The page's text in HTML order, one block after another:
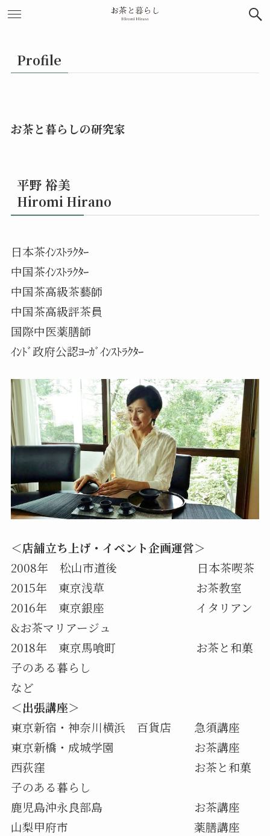
Profile
お茶と暮らしの研究家
平野 裕美
Hiromi Hirano
日本茶ｲﾝｽﾄﾗｸﾀｰ
中国茶ｲﾝｽﾄﾗｸﾀｰ
中国茶高級茶藝師
中国茶高級評茶員
国際中医薬膳師
ｲﾝﾄﾞ政府公認ﾖｰｶﾞｲﾝｽﾄﾗｸﾀｰ
＜店舗立ち上げ・イベント企画運営＞
2008年 松山市道後 日本茶喫茶
2015年 東京浅草 お茶教室
2016年 東京銀座 イタリアン
&お茶マリアージュ
2018年 東京馬喰町 お茶と和菓
子のある暮らし
など
＜出張講座＞
東京新宿・神奈川横浜 百貨店 急須講座
東京新橋・成城学園 お茶講座
西荻窪 お茶と和菓
子のある暮らし
鹿児島沖永良部島 お茶講座
山梨甲府市 薬膳講座